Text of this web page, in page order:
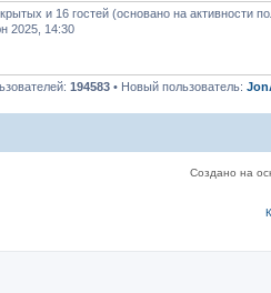
и 16 гостей (основано на активности
2025, 14:30
194583 • Новый пользователь:
Создано на